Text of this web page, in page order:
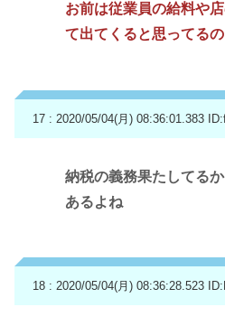
お前は従業員の給料や
て出てくると思ってるの
17 : 2020/05/04(月) 08:36:01.383
納税の義務果たしてる
あるよね
18 : 2020/05/04(月) 08:36:28.523